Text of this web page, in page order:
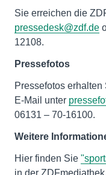
Sie erreichen die
pressedesk@zdf.de
12108.
Pressefotos
Pressefotos erhalten
E-Mail unter
06131 – 70-16100.
Weitere
Hier finden Sie
in der ZDFmediathek.